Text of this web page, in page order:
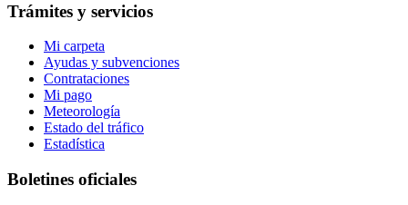
Trámites y servicios
Mi carpeta
Ayudas y subvenciones
Contrataciones
Mi pago
Meteorología
Estado del tráfico
Estadística
Boletines oficiales